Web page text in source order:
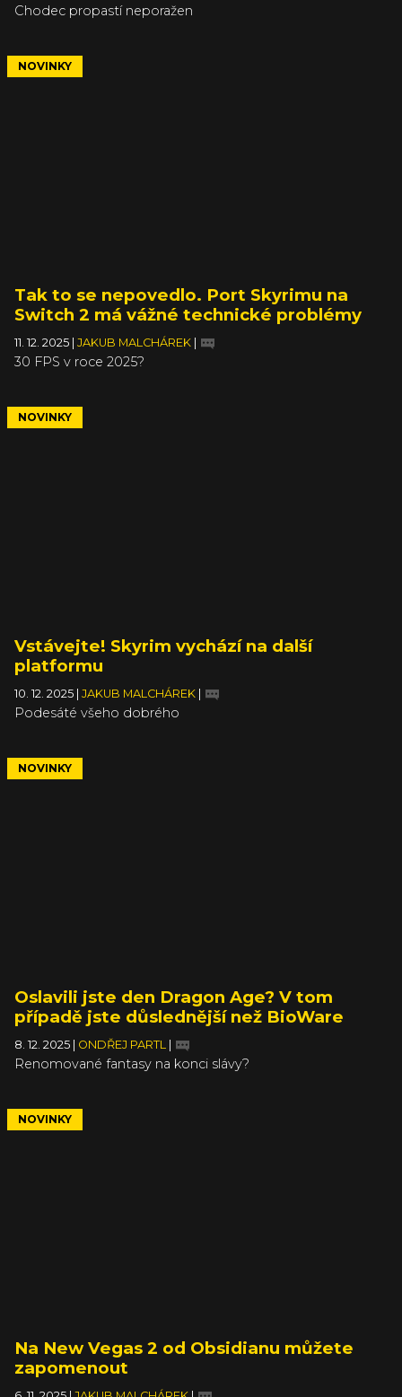
Chodec propastí neporažen
NOVINKY
Tak to se nepovedlo. Port Skyrimu na
Switch 2 má vážné technické problémy
11. 12. 2025 JAKUB MALCHÁREK
30 FPS v roce 2025?
NOVINKY
Vstávejte! Skyrim vychází na další
platformu
10. 12. 2025 JAKUB MALCHÁREK
Podesáté všeho dobrého
NOVINKY
Oslavili jste den Dragon Age? V tom
případě jste důslednější než BioWare
8. 12. 2025 ONDŘEJ PARTL
Renomované fantasy na konci slávy?
NOVINKY
Na New Vegas 2 od Obsidianu můžete
zapomenout